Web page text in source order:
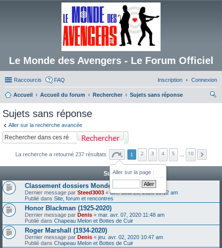
Le Monde des Avengers - Le Forum Officiel
Raccourcis FAQ Connexion
Inscription
Accueil Accueil du forum Rechercher
Sujets sans réponse
Sujets sans réponse
Aller sur la recherche avancée
Rechercher
La recherche a retourné 237 résultats
Aller sur la page :
1 2 3 4 5 10
Sujets
Classement dossiers Monde des Avengers
Dernier message par Steed3003 «dim. août 20, 2023 10:12 am
Publié dans Site, forum et rencontres
Honor Blackman (1925-2020)
Dernier message par Denis « mar. avr. 07, 2020 11:48 am
Publié dans Chapeau Melon et Bottes de Cuir
Roger Marshall (1934-2020)
Dernier message par Denis « jeu. avr. 02, 2020 10:47 am
Publié dans Chapeau Melon et Bottes de Cuir